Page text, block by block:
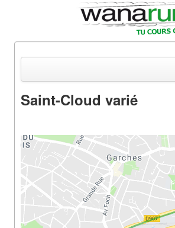
Equipements & Tests
Parcours & Courses
Outils & Réseaux
Saint-Cloud varié